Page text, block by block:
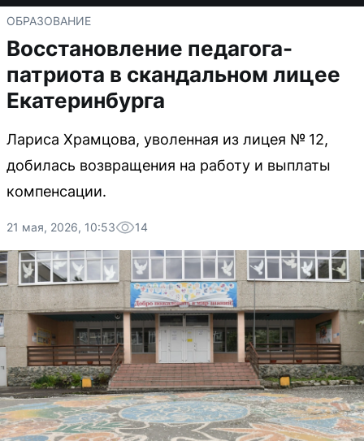
ОБРАЗОВАНИЕ
Восстановление педагога-
патриота в скандальном лицее
Екатеринбурга
Лариса Храмцова, уволенная из лицея № 12,
добилась возвращения на работу и выплаты
компенсации.
21 мая, 2026, 10:53 14